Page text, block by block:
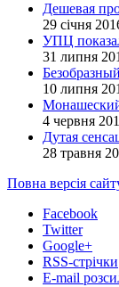
Дешевая
29 січня
УПЦ
31 липня
10 липня
Монашеский
4 червня
Дутая
28 травня
Повна версія
Facebook
Twitter
Google+
RSS-стрічки
E-mail